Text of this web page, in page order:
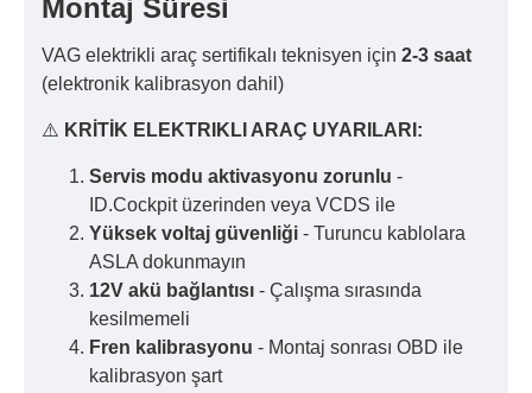
Montaj Süresi
VAG elektrikli araç sertifikalı teknisyen için 2-3 saat
(elektronik kalibrasyon dahil)
⚠️ KRİTİK ELEKTRIKLI ARAÇ UYARILARI:
Servis modu aktivasyonu zorunlu -
ID.Cockpit üzerinden veya VCDS ile
Yüksek voltaj güvenliği - Turuncu kablolara
ASLA dokunmayın
12V akü bağlantısı - Çalışma sırasında
kesilmemeli
Fren kalibrasyonu - Montaj sonrası OBD ile
kalibrasyon şart